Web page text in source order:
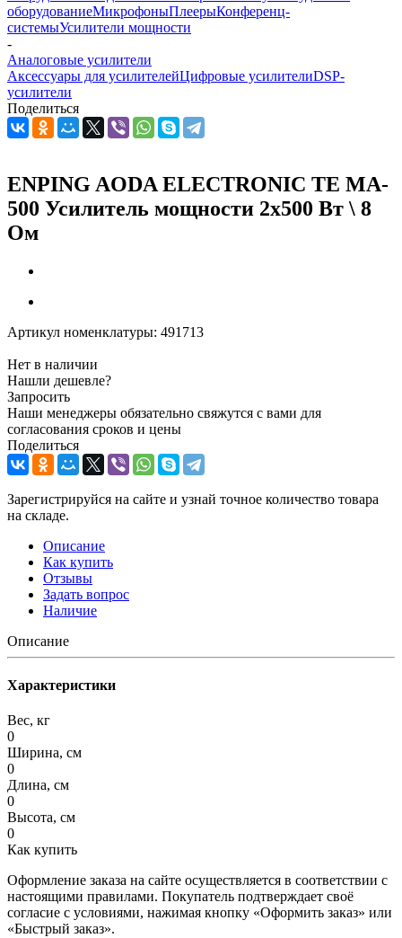
оборудованиеМикрофоныПлеерыКонференц-
системыУсилители мощности
-
Аналоговые усилители
Аксессуары для усилителейЦифровые усилителиDSP-
усилители
Поделиться
ENPING AODA ELECTRONIC TE MA-
500 Усилитель мощности 2х500 Вт \ 8
Ом
Артикул номенклатуры: 491713
Нет в наличии
Нашли дешевле?
Запросить
Наши менеджеры обязательно свяжутся с вами для
согласования сроков и цены
Поделиться
Зарегистрируйся на сайте и узнай точное количество товара
на складе.
Описание
Как купить
Отзывы
Задать вопрос
Наличие
Описание
Характеристики
Вес, кг
0
Ширина, см
0
Длина, см
0
Высота, см
0
Как купить
Оформление заказа на сайте осуществляется в соответствии с
настоящими правилами. Покупатель подтверждает своё
согласие с условиями, нажимая кнопку «Оформить заказ» или
«Быстрый заказ».